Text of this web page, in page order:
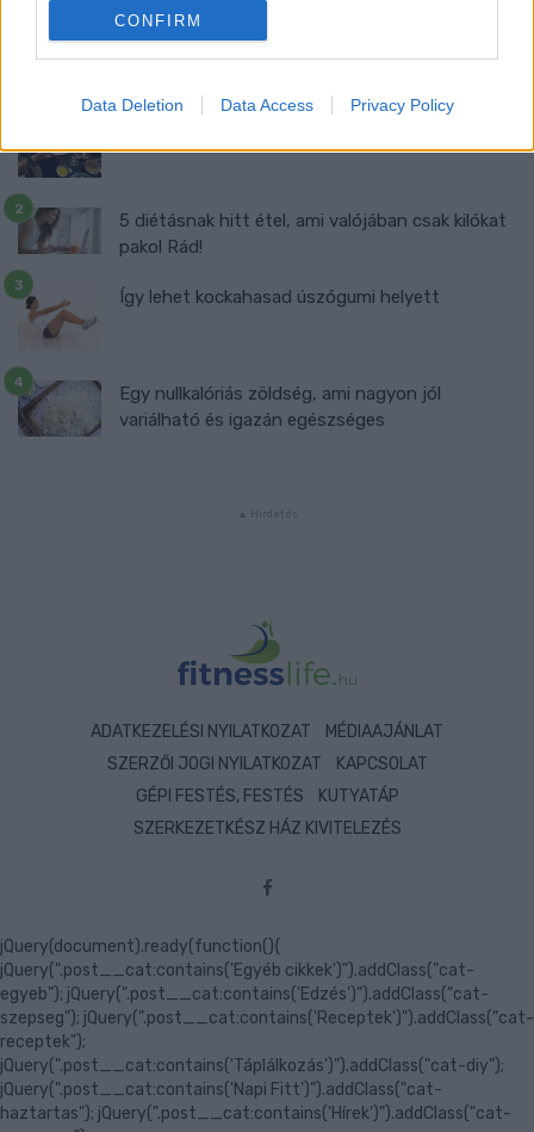
CONFIRM
Data Deletion Data Access Privacy Policy
Ma ezt olvasták a legtöbben:
5 diétásnak hitt étel, ami valójában csak kilókat
pakol Rád!
Így lehet kockahasad úszógumi helyett
Egy nullkalóriás zöldség, ami nagyon jól
variálható és igazán egészséges
ADATKEZELÉSI NYILATKOZAT
MÉDIAAJÁNLAT
SZERZŐI JOGI NYILATKOZAT
KAPCSOLAT
GÉPI FESTÉS, FESTÉS
KUTYATÁP
SZERKEZETKÉSZ HÁZ KIVITELEZÉS
jQuery(document).ready(function(){
jQuery(".post__cat:contains('Egyéb cikkek')").addClass("cat-
egyeb"); jQuery(".post__cat:contains('Edzés')").addClass("cat-
szepseg"); jQuery(".post__cat:contains('Receptek')").addClass("cat-
receptek");
jQuery(".post__cat:contains('Táplálkozás')").addClass("cat-diy");
jQuery(".post__cat:contains('Napi Fitt')").addClass("cat-
haztartas"); jQuery(".post__cat:contains('Hírek')").addClass("cat-